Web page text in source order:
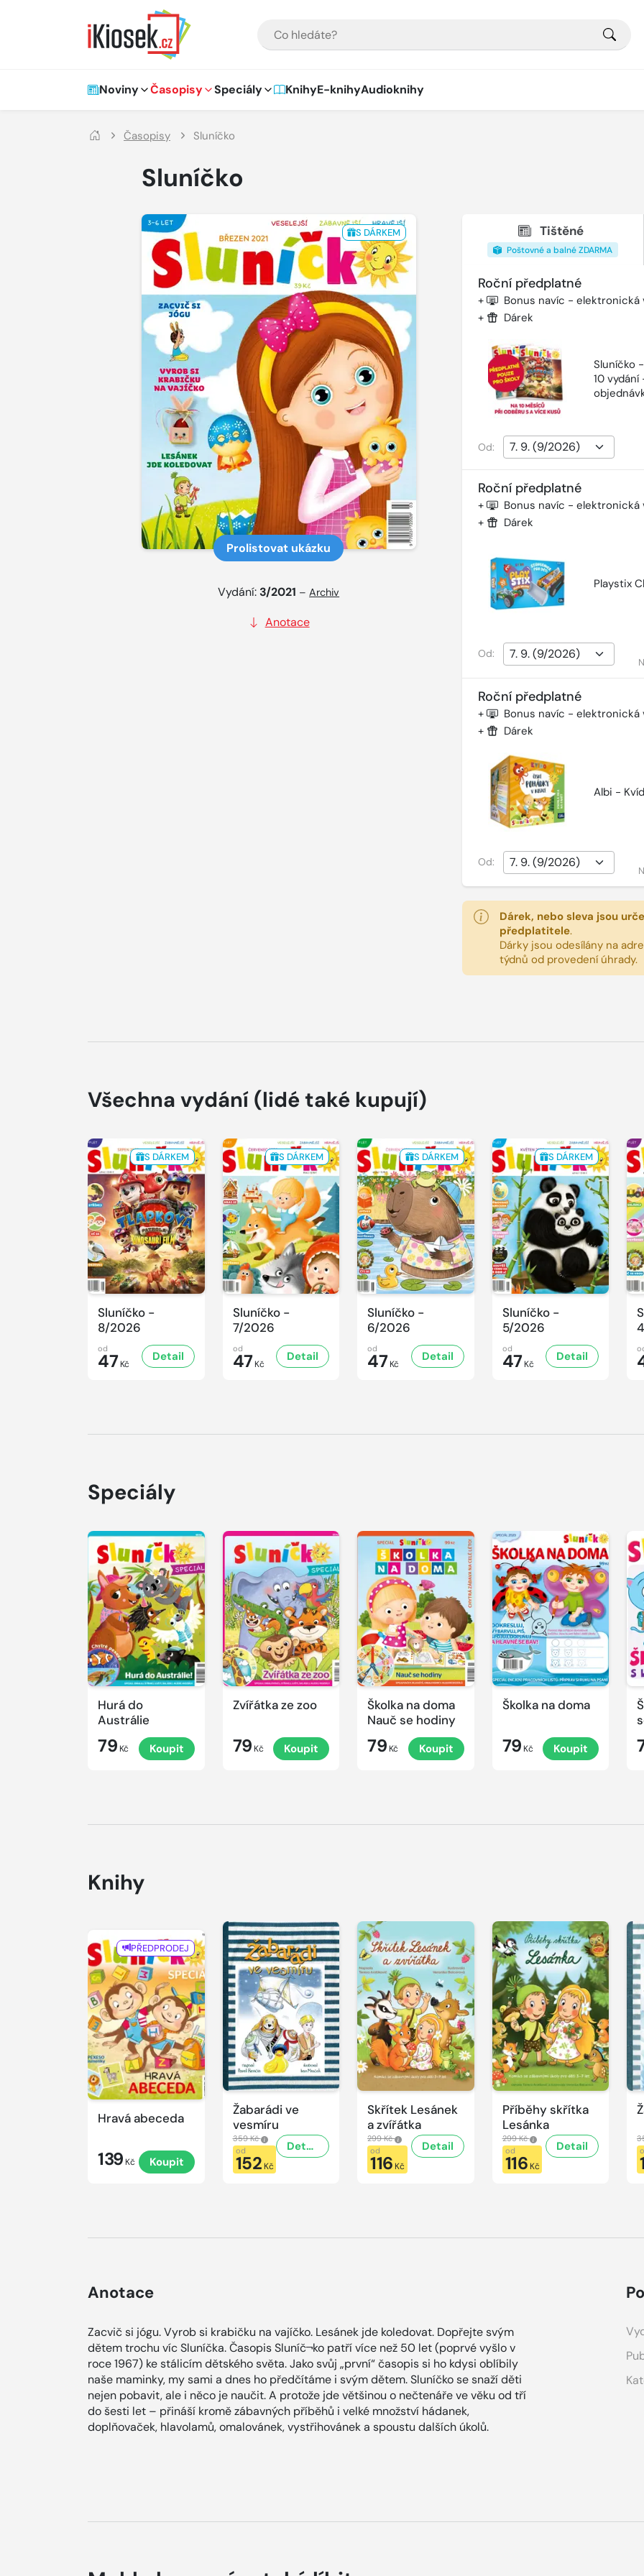
Hlavní navigace
Noviny Časopisy Speciály KnihyE-knihyAudioknihy
Časopisy Sluníčko
Sluníčko
S DÁRKEM
Prolistovat ukázku
Vydání: 3/2021 –Archiv
Anotace
Tištěné
Poštovné a balné ZDARMA
Roční předplatné
+ Bonus navíc - elektronická
+ Dárek
Sluníčko
10
Od:
Roční předplatné
+ Bonus navíc - elektronická
+ Dárek
Playstix
Od:
Roční předplatné
+ Bonus navíc - elektronická
+ Dárek
Albi -
Od:
Dárek, nebo sleva jsou
předplatitele.
Dárky jsou odesílány na
týdnů od provedení úhrady.
Všechna vydání (lidé také kupují)
S DÁRKEM
Sluníčko -
8/2026
od
47 Kč
Detail
S DÁRKEM
Sluníčko -
7/2026
od
47 Kč
Detail
S DÁRKEM
Sluníčko -
6/2026
od
47 Kč
Detail
S DÁRKEM
Sluníčko -
5/2026
od
47 Kč
Detail
Speciály
Hurá do
Austrálie
79 Kč Koupit
Zvířátka ze zoo
79 Kč Koupit
Školka na doma
Nauč se hodiny
79 Kč Koupit
Školka na doma
79 Kč Koupit
Knihy
PŘEDPRODEJ
Hravá abeceda
139 Kč Koupit
Žabarádi ve
vesmíru
359 Kč
od
152 Kč
Detail
Skřítek Lesánek
a zvířátka
299 Kč
od
116 Kč
Detail
Příběhy skřítka
Lesánka
299 Kč
od
116 Kč
Detail
Anotace
Zacvič si jógu. Vyrob si krabičku na vajíčko. Lesánek jde koledovat. Dopřejte svým
dětem trochu víc Sluníčka. Časopis Sluníč¬ko patří více než 50 let (poprvé vyšlo v
roce 1967) ke stálicím dětského světa. Jako svůj „první“ časopis si ho kdysi oblíbily
naše maminky, my sami a dnes ho předčítáme i svým dětem. Sluníčko se snaží děti
nejen pobavit, ale i něco je naučit. A protože jde většinou o nečtenáře ve věku od tří
do šesti let – přináší kromě zábavných příběhů i velké množství hádanek,
doplňovaček, hlavolamů, omalovánek, vystřihovánek a spoustu dalších úkolů.